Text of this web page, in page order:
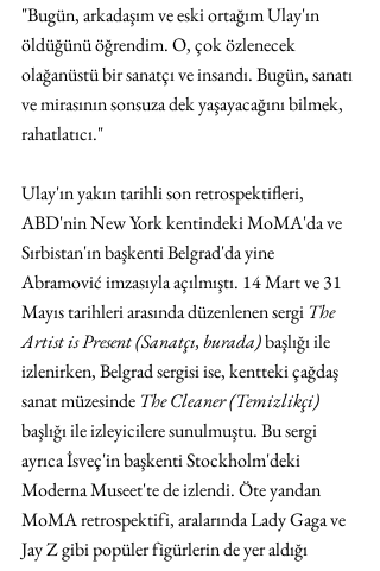
"Bugün, arkadaşım ve eski ortağım Ulay'ın
öldüğünü öğrendim. O, çok özlenecek
olağanüstü bir sanatçı ve insandı. Bugün, sanatı
ve mirasının sonsuza dek yaşayacağını bilmek,
rahatlatıcı."
Ulay'ın yakın tarihli son retrospektifleri,
ABD'nin New York kentindeki MoMA'da ve
Sırbistan'ın başkenti Belgrad'da yine
Abramović imzasıyla açılmıştı. 14 Mart ve 31
Mayıs tarihleri arasında düzenlenen sergi The
Artist is Present (Sanatçı, burada) başlığı ile
izlenirken, Belgrad sergisi ise, kentteki çağdaş
sanat müzesinde The Cleaner (Temizlikçi)
başlığı ile izleyicilere sunulmuştu. Bu sergi
ayrıca İsveç'in başkenti Stockholm'deki
Moderna Museet'te de izlendi. Öte yandan
MoMA retrospektifi, aralarında Lady Gaga ve
Jay Z gibi popüler figürlerin de yer aldığı